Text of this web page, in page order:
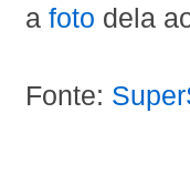
a foto dela
Fonte: